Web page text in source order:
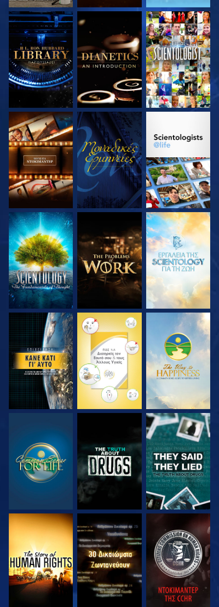
ΕΞΕΡΕΥΝΗΣΤΕ ΤΗ
ΣΕΙΡΑ
ΕΞΕΡΕΥΝΗΣΤΕ ΤΗ
ΣΕΙΡΑ
ΠΑΡΑΚΟΛΟΥΘΗΣΤΕ
ΕΞΕΡΕΥΝΗΣΤΕ ΤΗ
ΣΕΙΡΑ
ΠΑΡΑΚΟΛΟΥΘΗΣΤΕ
ΕΞΕΡΕΥΝΗΣΤΕ ΤΗ
ΕΞΕΡΕΥΝΗΣΤΕ ΤΗ
ΣΕΙΡΑ
ΕΞΕΡΕΥΝΗΣΤΕ ΤΗ
ΣΕΙΡΑ
ΕΞΕΡΕΥΝΗΣΤΕ ΤΗ
ΣΕΙΡΑ
ΠΑΡΑΚΟΛΟΥΘΗΣΤΕ ΠΑΡΑΚΟΛΟΥΘΗΣΤΕ ΠΑΡΑΚΟΛΟΥΘΗΣΤΕ
ΠΑΡΑΚΟΛΟΥΘΗΣΤΕ ΠΑΡΑΚΟΛΟΥΘΗΣΤΕ ΠΑΡΑΚΟΛΟΥΘΗΣΤΕ
ΠΑΡΑΚΟΛΟΥΘΗΣΤΕ ΠΑΡΑΚΟΛΟΥΘΗΣΤΕ ΠΑΡΑΚΟΛΟΥΘΗΣΤΕ